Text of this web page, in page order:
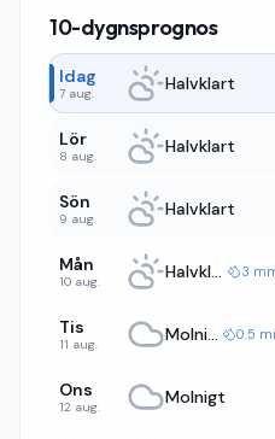
10-dygnsprognos
Idag
7 aug. Halvklart
Lör
8 aug. Halvklart
Sön
9 aug. Halvklart
Mån
10 aug. Halvklart 3
Tis
11 aug. Molnigt 0.5
Ons
12 aug. Molnigt